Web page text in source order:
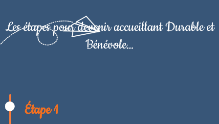
Les étapes pour devenir accueillant Durable et
Bénévole…
Étape 1